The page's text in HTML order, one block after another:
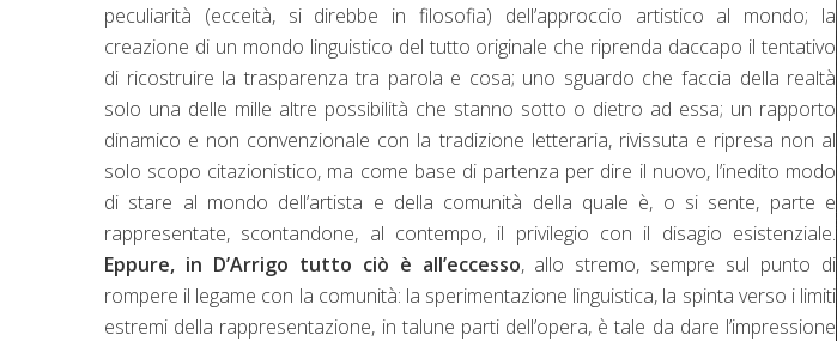
peculiarità (ecceità, si direbbe in filosofia) dell’approccio artistico al mondo; la
creazione di un mondo linguistico del tutto originale che riprenda daccapo il tentativo
di ricostruire la trasparenza tra parola e cosa; uno sguardo che faccia della realtà
solo una delle mille altre possibilità che stanno sotto o dietro ad essa; un rapporto
dinamico e non convenzionale con la tradizione letteraria, rivissuta e ripresa non al
solo scopo citazionistico, ma come base di partenza per dire il nuovo, l’inedito modo
di stare al mondo dell’artista e della comunità della quale è, o si sente, parte e
rappresentate, scontandone, al contempo, il privilegio con il disagio esistenziale.
Eppure, in D’Arrigo tutto ciò è all’eccesso, allo stremo, sempre sul punto di
rompere il legame con la comunità: la sperimentazione linguistica, la spinta verso i limiti
estremi della rappresentazione, in talune parti dell’opera, è tale da dare l’impressione